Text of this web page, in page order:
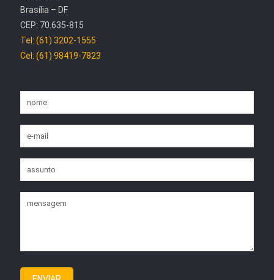
Brasília – DF
CEP: 70.635-815
Tel: (61) 3202-1555
Cel: (61) 98419-7823